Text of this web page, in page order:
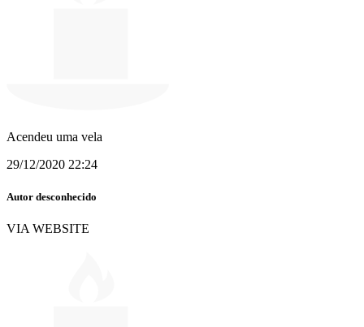
Acendeu uma vela
29/12/2020 22:24
Autor desconhecido
VIA WEBSITE